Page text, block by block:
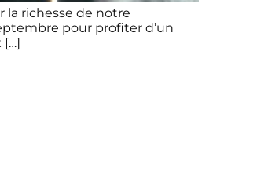
la richesse de notre
pour profiter d’un
[…]